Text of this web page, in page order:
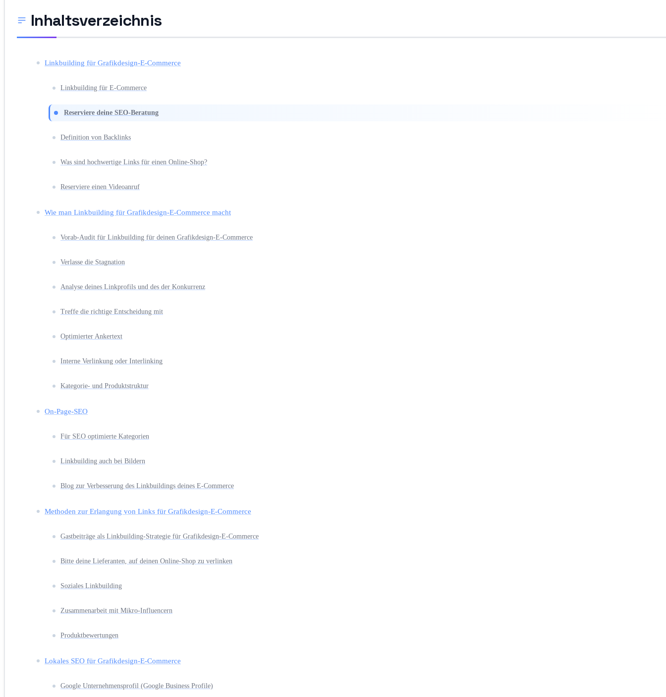
Inhaltsverzeichnis
Linkbuilding für Grafikdesign-E-Commerce
Linkbuilding für E-Commerce
Reserviere deine SEO-Beratung
Definition von Backlinks
Was sind hochwertige Links für einen Online-Shop?
Reserviere einen Videoanruf
Wie man Linkbuilding für Grafikdesign-E-Commerce macht
Vorab-Audit für Linkbuilding für deinen Grafikdesign-E-Commerce
Verlasse die Stagnation
Analyse deines Linkprofils und des der Konkurrenz
Treffe die richtige Entscheidung mit
Optimierter Ankertext
Interne Verlinkung oder Interlinking
Kategorie- und Produktstruktur
On-Page-SEO
Für SEO optimierte Kategorien
Linkbuilding auch bei Bildern
Blog zur Verbesserung des Linkbuildings deines E-Commerce
Methoden zur Erlangung von Links für Grafikdesign-E-Commerce
Gastbeiträge als Linkbuilding-Strategie für Grafikdesign-E-Commerce
Bitte deine Lieferanten, auf deinen Online-Shop zu verlinken
Soziales Linkbuilding
Zusammenarbeit mit Mikro-Influencern
Produktbewertungen
Lokales SEO für Grafikdesign-E-Commerce
Google Unternehmensprofil (Google Business Profile)